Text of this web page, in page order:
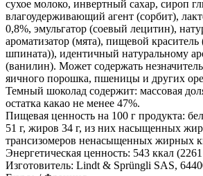
сухое молоко, инвертный сахар, сироп
влагоудерживающий агент (сорбит),
0,8%, эмульгатор (соевый лецитин),
ароматизатор (мята), пищевой
шпината)), идентичный натуральному
(ванилин). Может содержать
яичного порошка, пшеницы и других
Темный шоколад содержит: массовая
остатка какао не менее 47%.
Пищевая ценность на 100 г продукта:
51 г, жиров 34 г, из них насыщенных
трансизомеров ненасыщенных жирных
Энергетическая ценность: 543 ккал
Изгoтoвитeль: Lindt & Sprüngli SAS,